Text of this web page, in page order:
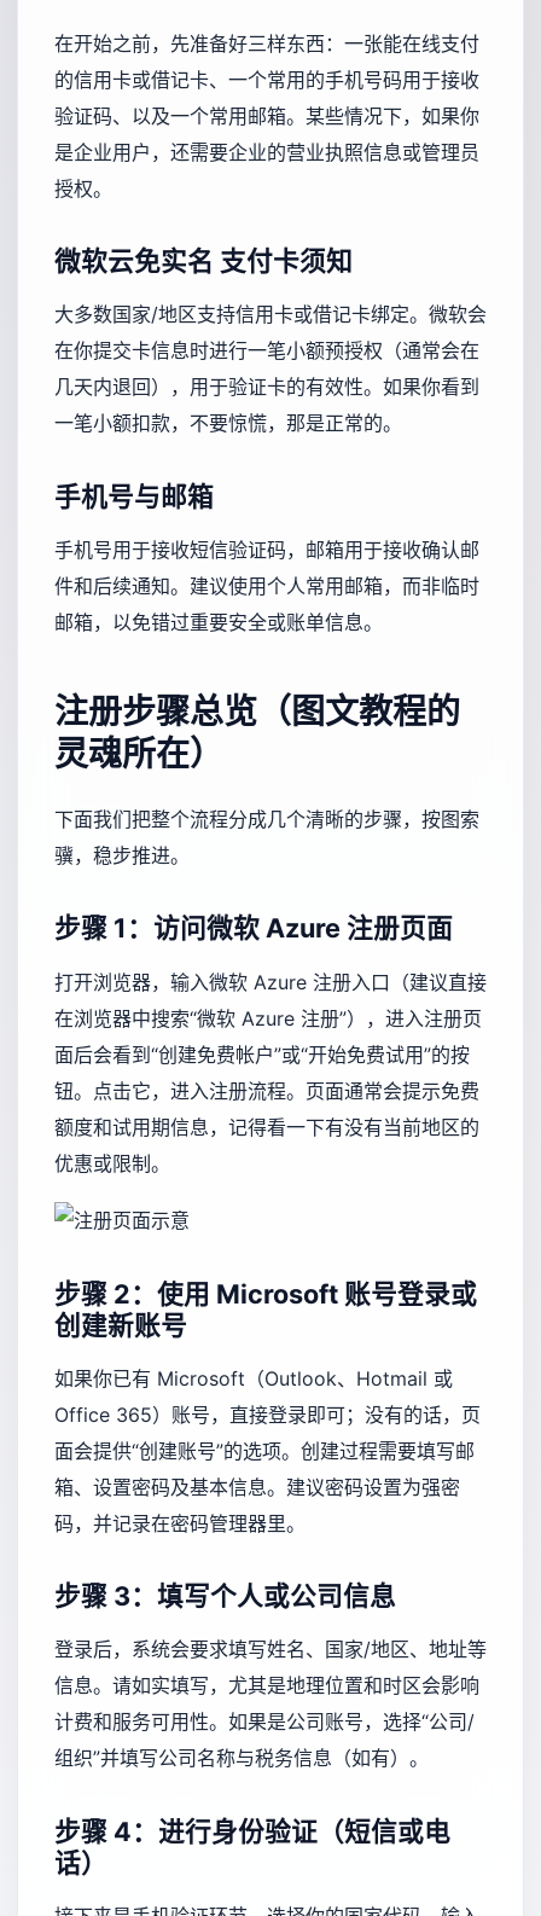
在开始之前，先准备好三样东西：一张能在线支付
的信用卡或借记卡、一个常用的手机号码用于接收
验证码、以及一个常用邮箱。某些情况下，如果你
是企业用户，还需要企业的营业执照信息或管理员
授权。
微软云免实名 支付卡须知
大多数国家/地区支持信用卡或借记卡绑定。微软会
在你提交卡信息时进行一笔小额预授权（通常会在
几天内退回），用于验证卡的有效性。如果你看到
一笔小额扣款，不要惊慌，那是正常的。
手机号与邮箱
手机号用于接收短信验证码，邮箱用于接收确认邮
件和后续通知。建议使用个人常用邮箱，而非临时
邮箱，以免错过重要安全或账单信息。
注册步骤总览（图文教程的
灵魂所在）
下面我们把整个流程分成几个清晰的步骤，按图索
骥，稳步推进。
步骤 1：访问微软 Azure 注册页面
打开浏览器，输入微软 Azure 注册入口（建议直接
在浏览器中搜索“微软 Azure 注册”），进入注册页
面后会看到“创建免费帐户”或“开始免费试用”的按
钮。点击它，进入注册流程。页面通常会提示免费
额度和试用期信息，记得看一下有没有当前地区的
优惠或限制。
步骤 2：使用 Microsoft 账号登录或
创建新账号
如果你已有 Microsoft（Outlook、Hotmail 或
Office 365）账号，直接登录即可；没有的话，页
面会提供“创建账号”的选项。创建过程需要填写邮
箱、设置密码及基本信息。建议密码设置为强密
码，并记录在密码管理器里。
步骤 3：填写个人或公司信息
登录后，系统会要求填写姓名、国家/地区、地址等
信息。请如实填写，尤其是地理位置和时区会影响
计费和服务可用性。如果是公司账号，选择“公司/
组织”并填写公司名称与税务信息（如有）。
步骤 4：进行身份验证（短信或电
话）